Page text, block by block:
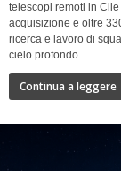
telescopi remoti in
acquisizione e oltre
ricerca e lavoro di
cielo profondo.
Continua a leggere